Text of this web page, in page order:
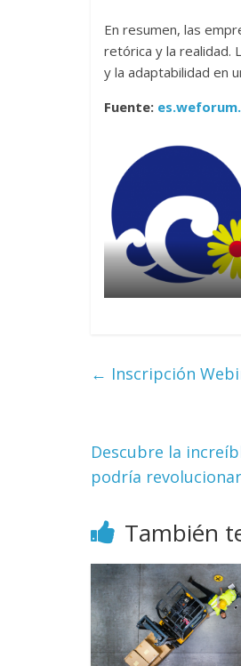
En resumen, las
retórica y la realidad.
y la adaptabilidad en
Fuente:
← Inscripción
Descubre la
podría
También